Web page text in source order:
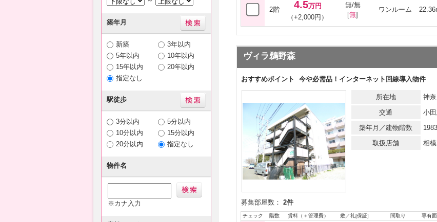
築年月
新築
3年以内
5年以内
10年以内
15年以内
20年以内
指定なし
駅徒歩
3分以内
5分以内
10分以内
15分以内
20分以内
指定なし
物件名
※カナ入力
2階 4.5万円
（+2,000円）
無/無
[無]
ワンルーム
ヴィラ鵜野森
おすすめポイント 今や必需品！インターネット回線導入物件
所在地
神
交通
小
築年月／建物階数
取扱店舗
相
募集部屋数： 2件
チェック 階数 賃料（＋管理費） 敷／礼[保証] 間取り 専有